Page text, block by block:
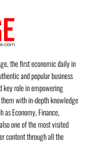
the first economic daily in
and popular business
key role in empowering
with in-depth knowledge
as Economy, Finance,
one of the most visited
content through all the